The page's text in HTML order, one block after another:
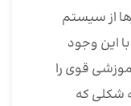
از سیستم
این وجود
قوی را
شکلی که